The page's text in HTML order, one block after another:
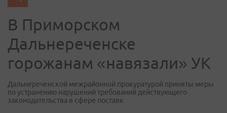
В Приморском
Дальнереченске
горожанам «навязали» УК
Дальнереченской межрайонной прокуратурой приняты меры
по устранению нарушений требований действующего
законодательства в сфере поставк